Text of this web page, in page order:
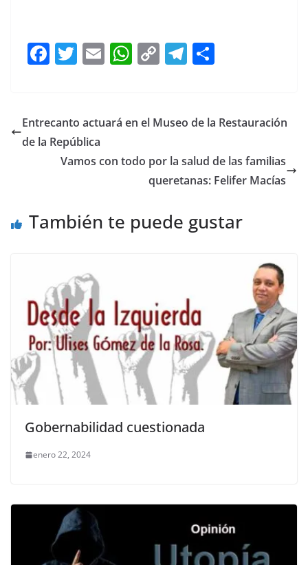
F
e
b
o
T
er
E
l
W
s
p
C
y
n
k
T
gr
m
e
Entrecanto actuará en el Museo de la Restauración
de la República
Vamos con todo por la salud de las familias
queretanas: Felifer Macías
También te puede gustar
Gobernabilidad cuestionada
enero 22, 2024